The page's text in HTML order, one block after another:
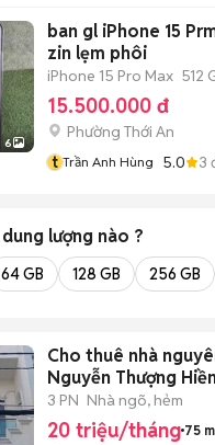
6
ban gl iPhone 15 Prm
zin lẹm phôi
iPhone 15 Pro Max 512
15.500.000 đ
Phường Thới An
t Trần Anh Hùng 5.0 3
dung lượng nào ?
64 GB 128 GB 256 GB
Cho thuê nhà
Nguyễn Thượng
Vấp
3 PN Nhà ngõ, hẻm
20 triệu/tháng 75